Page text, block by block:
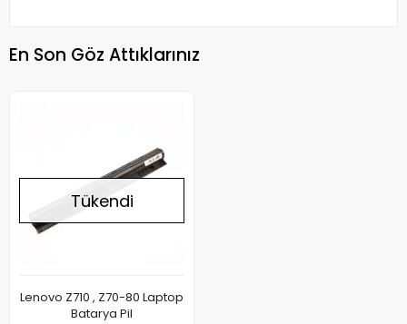
En Son Göz Attıklarınız
Tükendi
Lenovo Z710 , Z70-80 Laptop
Batarya Pil